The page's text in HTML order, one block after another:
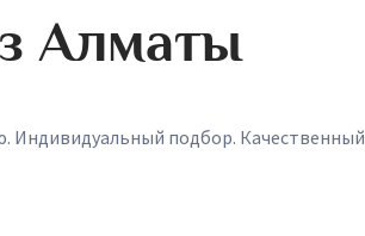
Алматы
Индивидуальный подбор. Качественный